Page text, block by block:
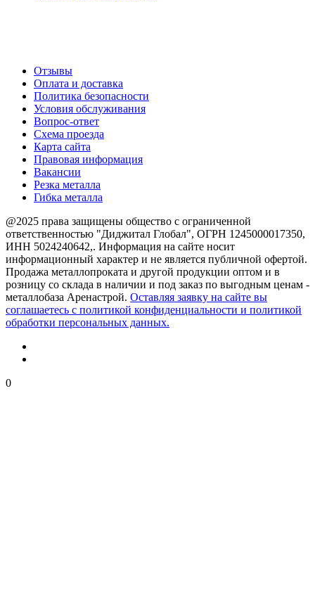
Отзывы
Оплата и доставка
Политика безопасности
Условия обслуживания
Вопрос-ответ
Схема проезда
Карта сайта
Правовая информация
Вакансии
Резка металла
Гибка металла
@2025 права защищены общество с ограниченной
ответственностью "Диджитал Глобал", ОГРН 1245000017350,
ИНН 5024240642,. Информация на сайте носит
информационный характер и не является публичной офертой.
Продажа металлопроката и другой продукции оптом и в
розницу со склада в наличии и под заказ по выгодным ценам -
металлобаза Аренастрой. Оставляя заявку на сайте вы
соглашаетесь с политикой конфиденциальности и политикой
обработки персональных данных.
0